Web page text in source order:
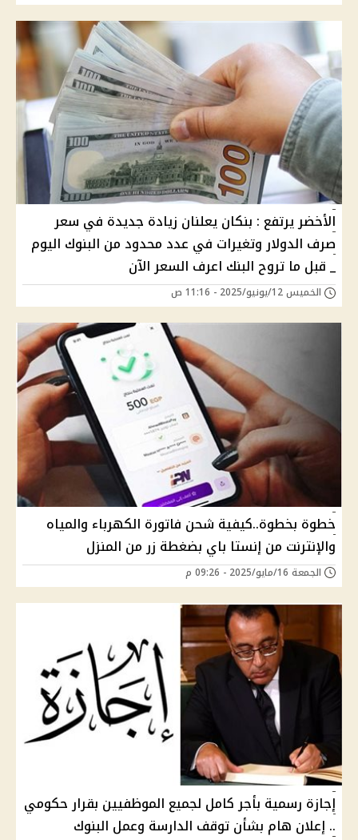
الأخضر يرتفع : بنكان يعلنان زيادة جديدة في سعر
صرف الدولار وتغيرات في عدد محدود من البنوك اليوم
_ قبل ما تروح البنك اعرف السعر الآن
الخميس 12/يونيو/2025 - 11:16 ص
خطوة بخطوة..كيفية شحن فاتورة الكهرباء والمياه
والإنترنت من إنستا باي بضغطة زر من المنزل
الجمعة 16/مايو/2025 - 09:26 م
إجازة رسمية بأجر كامل لجميع الموظفيين بقرار حكومي
.. إعلان هام بشأن توقف الدارسة وعمل البنوك